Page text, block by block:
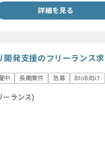
詳細を見る
開発支援のフリーランス
中 長期案件 急募 BtoB向け
ーランス)